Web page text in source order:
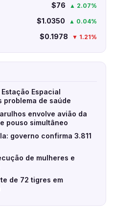
$76 ▲ 2.07%
$1.0350 ▲ 0.04%
$0.1978 ▼ 1.21%
Espacial
problema de saúde
envolve avião da
pouso simultâneo
governo confirma 3.811
de mulheres e
de 72 tigres em